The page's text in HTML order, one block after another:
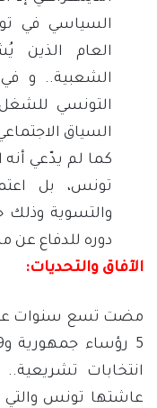
السياسي في
العام الذين
الشعبية.. و في
التونسي
السياق
كما لم يدّعي أنه
تونس، بل
والتسوية
دوره للدفاع عن
الآفاق والتحديات:
مضت تسع سنوات على
انتخابات
عاشتها تونس والتي